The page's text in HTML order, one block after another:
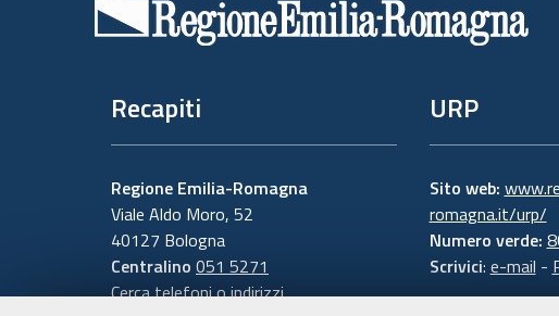
Recapiti
Regione Emilia-Romagna
Viale Aldo Moro, 52
40127 Bologna
Centralino 051 5271
Cerca telefoni o indirizzi
URP
Sito web:
romagna.it/urp/
Numero verde:
Scrivici: e-mail -